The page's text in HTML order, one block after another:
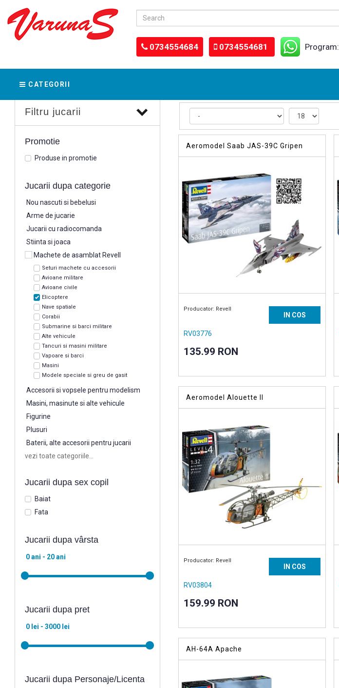
0734554684 0734554681 Program:
CATEGORII
Filtru jucarii
Promotie
Produse in promotie
Jucarii dupa categorie
Nou nascuti si bebelusi
Arme de jucarie
Jucarii cu radiocomanda
Stiinta si joaca
Machete de asamblat Revell
Seturi machete cu accesorii
Avioane militare
Avioane civile
Elicoptere
Nave spatiale
Corabii
Submarine si barci militare
Alte vehicule
Tancuri si masini militare
Vapoare si barci
Masini
Modele speciale si greu de gasit
Accesorii si vopsele pentru modelism
Masini, masinute si alte vehicule
Figurine
Plusuri
Baterii, alte accesorii pentru jucarii
vezi toate categoriile...
Jucarii dupa sex copil
Baiat
Fata
Jucarii dupa vârsta
Jucarii dupa pret
Jucarii dupa Personaje/Licenta
Aeromodel Saab JAS-39C Gripen
Producator: Revell
RV03776
135.99 RON
IN COS
Aeromodel Alouette II
Producator: Revell
RV03804
159.99 RON
IN COS
AH-64A Apache